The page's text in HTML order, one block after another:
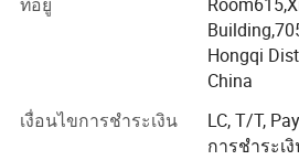
ตัวเลือก
9
กระเบื้องพีวีซีแผ่นเคลือบหรือเซรามิค
ให้แผนการออกแบบและการก่อสร้าง
2
คุณสมบัติการทำสัญญาทั่วไปเกรด II
สำหรับโครงการโครงสร้างเหล็กเร
ถือได้สำหรับโครงการก่อสร้างและโ
ผลิตภัณฑ์หลักของเราได้แก่บ้านคอน
Hongqi
China
เงื่อนไขการชำระเงิน
LC, T/T,
การชำระเ